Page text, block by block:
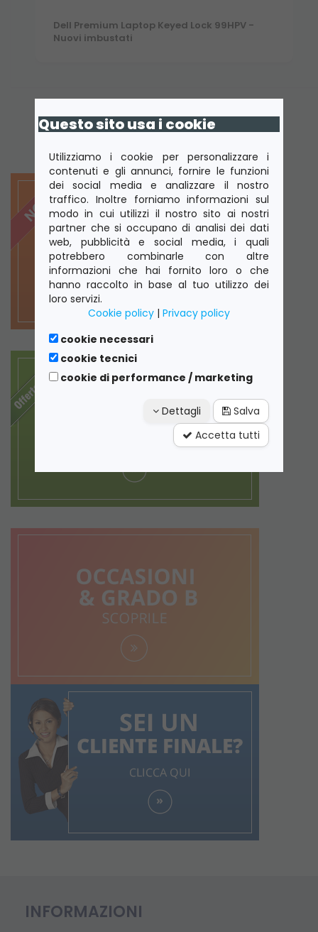
Dell Premium Laptop Keyed Lock 99HPV -
Nuovi imbustati
INFORMAZIONI
Questo sito usa i cookie
Utilizziamo i cookie per personalizzare i
contenuti e gli annunci, fornire le funzioni
dei social media e analizzare il nostro
traffico. Inoltre forniamo informazioni sul
modo in cui utilizzi il nostro sito ai nostri
partner che si occupano di analisi dei dati
web, pubblicità e social media, i quali
potrebbero combinarle con altre
informazioni che hai fornito loro o che
hanno raccolto in base al tuo utilizzo dei
loro servizi.
Cookie policy | Privacy policy
cookie necessari
cookie tecnici
cookie di performance / marketing
Dettagli
Salva
Accetta tutti